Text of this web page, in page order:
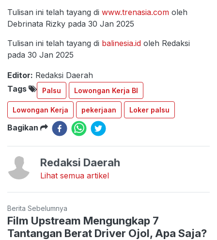
Tulisan ini telah tayang di www.trenasia.com oleh
Debrinata Rizky pada 30 Jan 2025
Tulisan ini telah tayang di balinesia.id oleh Redaksi
pada 30 Jan 2025
Editor: Redaksi Daerah
Tags
Palsu Lowongan Kerja BI
Lowongan Kerja pekerjaan Loker palsu
Bagikan
Redaksi Daerah
Lihat semua artikel
Berita Sebelumnya
Film Upstream Mengungkap 7
Tantangan Berat Driver Ojol, Apa Saja?